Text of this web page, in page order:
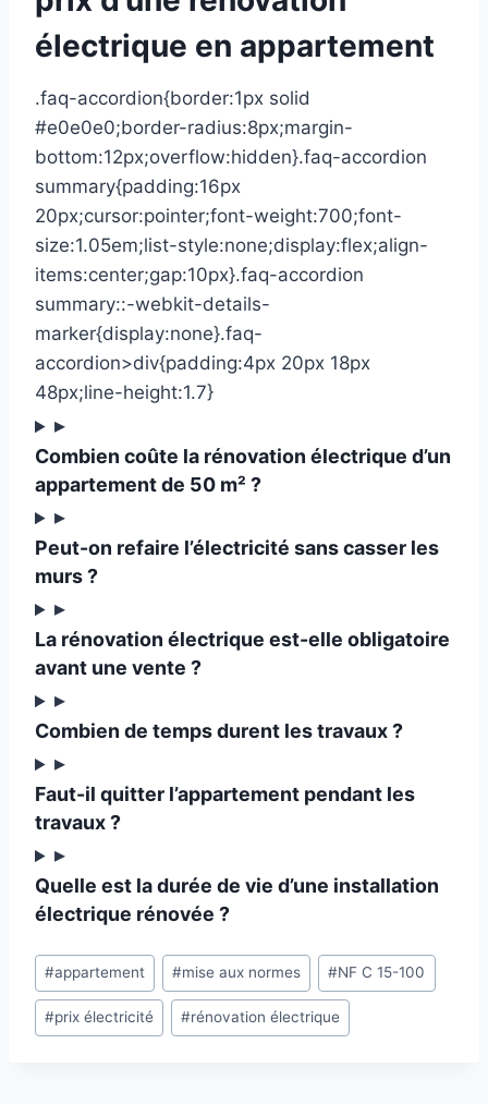
électrique en appartement
.faq-accordion{border:1px solid
#e0e0e0;border-radius:8px;margin-
bottom:12px;overflow:hidden}.faq-accordion
summary{padding:16px
20px;cursor:pointer;font-weight:700;font-
size:1.05em;list-style:none;display:flex;align-
items:center;gap:10px}.faq-accordion
summary::-webkit-details-
marker{display:none}.faq-
accordion>div{padding:4px 20px 18px
48px;line-height:1.7}
▸
Combien coûte la rénovation électrique d’un
appartement de 50 m² ?
▸
Peut-on refaire l’électricité sans casser les
murs ?
▸
La rénovation électrique est-elle obligatoire
avant une vente ?
▸
Combien de temps durent les travaux ?
▸
Faut-il quitter l’appartement pendant les
travaux ?
▸
Quelle est la durée de vie d’une installation
électrique rénovée ?
Étiquettes
de
la
#appartement #mise aux normes #NF C 15-100
#prix électricité #rénovation électrique